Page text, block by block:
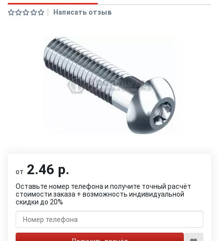
Написать отзыв
от 2.46 р.
Оставьте номер телефона и получите точный расчёт
стоимости заказа + возможность индивидуальной
скидки до 20%